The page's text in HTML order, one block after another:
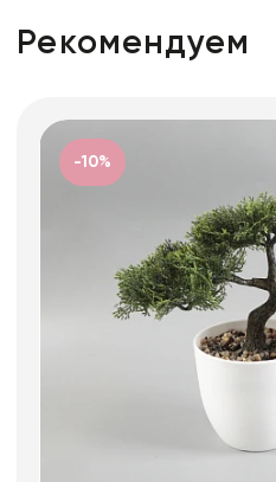
Рекомендуем
-10%